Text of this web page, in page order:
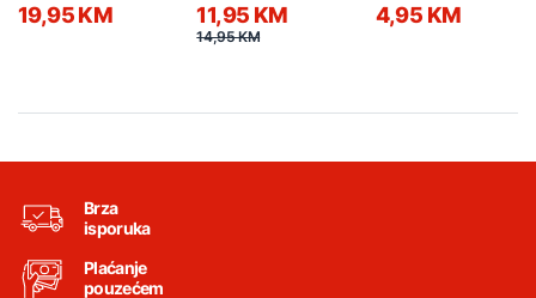
19,95 KM 11,95 KM
14,95 KM
4,95 KM
Brza
isporuka
Plaćanje
pouzećem